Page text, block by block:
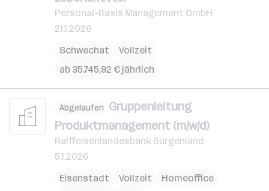
Personal-Basis Management GmbH
21.1.2026
Schwechat
Vollzeit
ab 35.745,92 € jährlich
Abgelaufen Gruppenleitung
Produktmanagement (m/w/d)
Raiffeisenlandesbank Burgenland
5.1.2026
Eisenstadt
Vollzeit
Homeoffice